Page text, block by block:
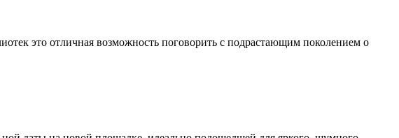
это отличная возможность поговорить с подрастающим поколением о